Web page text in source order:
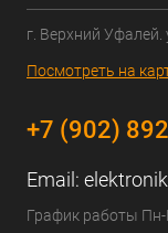
г. Верхний Уфалей.
Посмотреть на
+7 (902)
Email:
График работы Пн-